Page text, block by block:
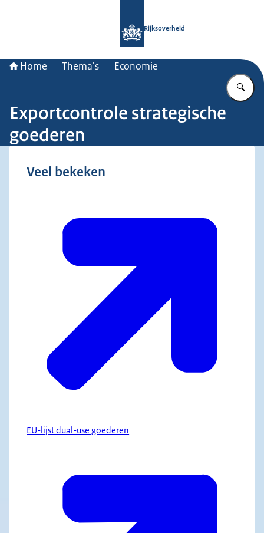
Rijksoverheid
Home Thema's Economie
Exportcontrole strategische
goederen
Veel bekeken
EU-lijst dual-use goederen